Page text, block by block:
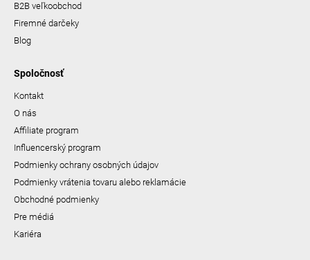
B2B veľkoobchod
Firemné darčeky
Blog
Spoločnosť
Kontakt
O nás
Affiliate program
Influencerský program
Podmienky ochrany osobných údajov
Podmienky vrátenia tovaru alebo reklamácie
Obchodné podmienky
Pre médiá
Kariéra